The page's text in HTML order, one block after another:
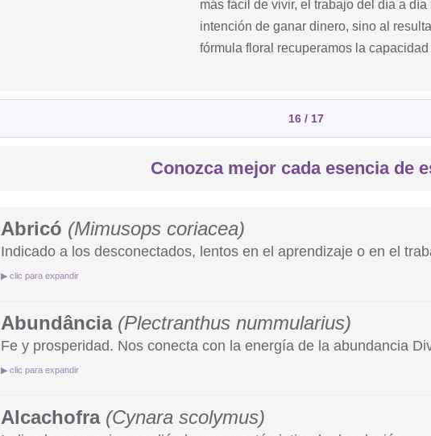
más fácil de vivir, el trabajo del día a
intención de ganar dinero, sino al
fórmula floral recuperamos la
16 / 17
Conozca mejor cada esencia de
Abricó (Mimusops coriacea)
Indicado a los desconectados, lentos en el aprendizaje o en el
▶ clic para expandir
Recomendado para quienes idealizan y no implementan;
Aporta organización mental;
Recomendado para quienes no retienen información y tienen dificultades para
Útil como ayuda en el tratamiento de enfermedades degenerativas.
Abundância (Plectranthus nummularius)
Fe y prosperidad. Nos conecta con la energía de la abundancia
▶ clic para expandir
Fe y prosperidad;
Alcachofra (Cynara scolymus)